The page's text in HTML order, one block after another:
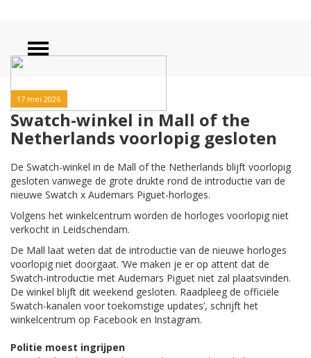
17 mei 2026
Swatch-winkel in Mall of the
Netherlands voorlopig gesloten
De Swatch-winkel in de Mall of the Netherlands blijft voorlopig
gesloten vanwege de grote drukte rond de introductie van de
nieuwe Swatch x Audemars Piguet-horloges.
Volgens het winkelcentrum worden de horloges voorlopig niet
verkocht in Leidschendam.
De Mall laat weten dat de introductie van de nieuwe horloges
voorlopig niet doorgaat. ‘We maken je er op attent dat de
Swatch-introductie met Audemars Piguet niet zal plaatsvinden.
De winkel blijft dit weekend gesloten. Raadpleeg de officiële
Swatch-kanalen voor toekomstige updates’, schrijft het
winkelcentrum op Facebook en Instagram.
Politie moest ingrijpen